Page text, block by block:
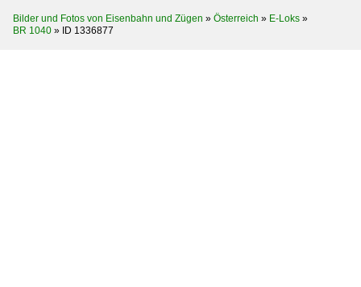
Bilder und Fotos von Eisenbahn und Zügen » Österreich » E-Loks »
BR 1040 » ID 1336877